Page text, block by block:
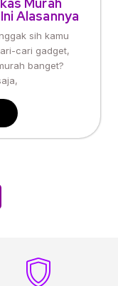
Murah
Alasannya
sih kamu
cari gadget,
banget?